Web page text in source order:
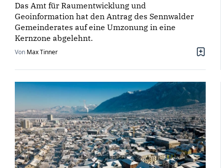
Das Amt für Raumentwicklung und
Geoinformation hat den Antrag des Sennwalder
Gemeinderates auf eine Umzonung in eine
Kernzone abgelehnt.
Von Max Tinner